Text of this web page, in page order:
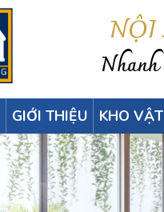
GIỚI THIỆU KHO